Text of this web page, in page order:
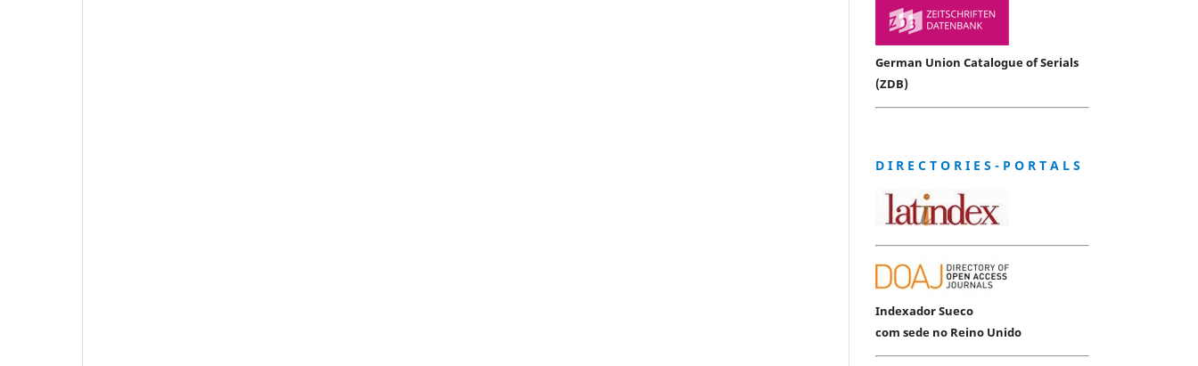
German Union Catalogue of Serials
(ZDB)
D I R E C T O R I E S - P O R T A L S
Indexador Sueco
com sede no Reino Unido